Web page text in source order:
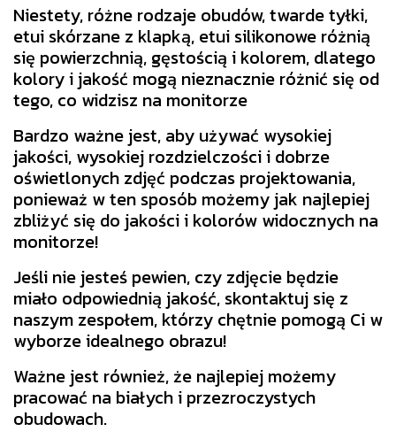
Niestety, różne rodzaje obudów, twarde tyłki,
etui skórzane z klapką, etui silikonowe różnią
się powierzchnią, gęstością i kolorem, dlatego
kolory i jakość mogą nieznacznie różnić się od
tego, co widzisz na monitorze
Bardzo ważne jest, aby używać wysokiej
jakości, wysokiej rozdzielczości i dobrze
oświetlonych zdjęć podczas projektowania,
ponieważ w ten sposób możemy jak najlepiej
zbliżyć się do jakości i kolorów widocznych na
monitorze!
Jeśli nie jesteś pewien, czy zdjęcie będzie
miało odpowiednią jakość, skontaktuj się z
naszym zespołem, którzy chętnie pomogą Ci w
wyborze idealnego obrazu!
Ważne jest również, że najlepiej możemy
pracować na białych i przezroczystych
obudowach.